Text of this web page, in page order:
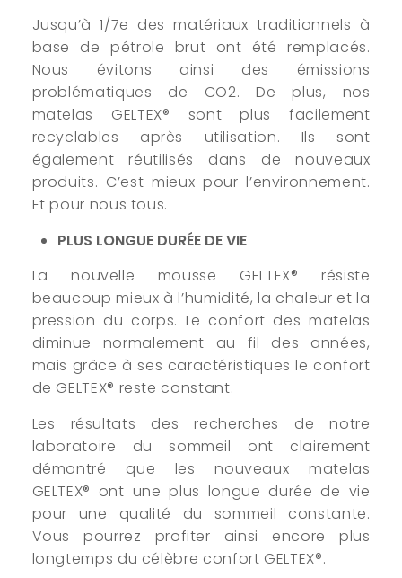
Jusqu’à 1/7e des matériaux traditionnels à
base de pétrole brut ont été remplacés.
Nous évitons ainsi des émissions
problématiques de CO2. De plus, nos
matelas GELTEX® sont plus facilement
recyclables après utilisation. Ils sont
également réutilisés dans de nouveaux
produits. C’est mieux pour l’environnement.
Et pour nous tous.
PLUS LONGUE DURÉE DE VIE
La nouvelle mousse GELTEX® résiste
beaucoup mieux à l’humidité, la chaleur et la
pression du corps. Le confort des matelas
diminue normalement au fil des années,
mais grâce à ses caractéristiques le confort
de GELTEX® reste constant.
Les résultats des recherches de notre
laboratoire du sommeil ont clairement
démontré que les nouveaux matelas
GELTEX® ont une plus longue durée de vie
pour une qualité du sommeil constante.
Vous pourrez profiter ainsi encore plus
longtemps du célèbre confort GELTEX®.